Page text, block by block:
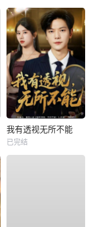
我有透视无所不能
已完结